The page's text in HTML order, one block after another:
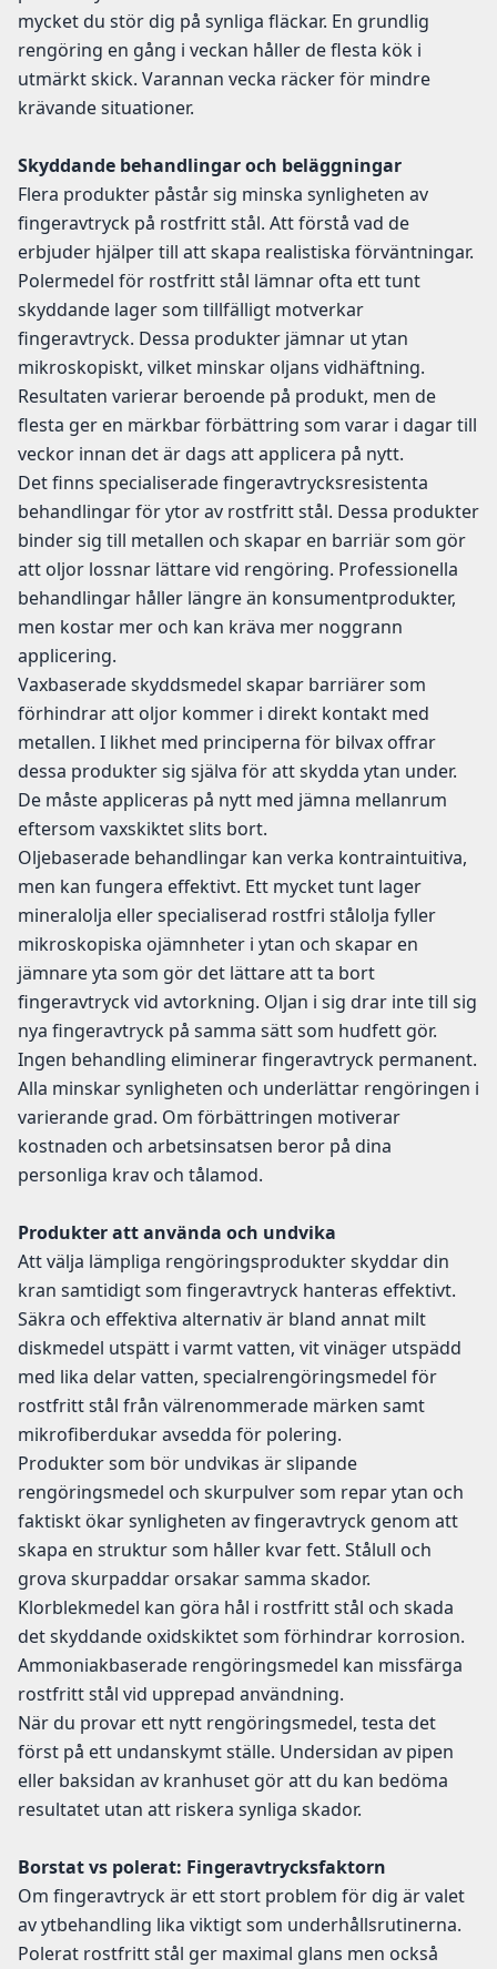
mycket du stör dig på synliga fläckar. En grundlig
rengöring en gång i veckan håller de flesta kök i
utmärkt skick. Varannan vecka räcker för mindre
krävande situationer.
Skyddande behandlingar och beläggningar
Flera produkter påstår sig minska synligheten av
fingeravtryck på rostfritt stål. Att förstå vad de
erbjuder hjälper till att skapa realistiska förväntningar.
Polermedel för rostfritt stål lämnar ofta ett tunt
skyddande lager som tillfälligt motverkar
fingeravtryck. Dessa produkter jämnar ut ytan
mikroskopiskt, vilket minskar oljans vidhäftning.
Resultaten varierar beroende på produkt, men de
flesta ger en märkbar förbättring som varar i dagar till
veckor innan det är dags att applicera på nytt.
Det finns specialiserade fingeravtrycksresistenta
behandlingar för ytor av rostfritt stål. Dessa produkter
binder sig till metallen och skapar en barriär som gör
att oljor lossnar lättare vid rengöring. Professionella
behandlingar håller längre än konsumentprodukter,
men kostar mer och kan kräva mer noggrann
applicering.
Vaxbaserade skyddsmedel skapar barriärer som
förhindrar att oljor kommer i direkt kontakt med
metallen. I likhet med principerna för bilvax offrar
dessa produkter sig själva för att skydda ytan under.
De måste appliceras på nytt med jämna mellanrum
eftersom vaxskiktet slits bort.
Oljebaserade behandlingar kan verka kontraintuitiva,
men kan fungera effektivt. Ett mycket tunt lager
mineralolja eller specialiserad rostfri stålolja fyller
mikroskopiska ojämnheter i ytan och skapar en
jämnare yta som gör det lättare att ta bort
fingeravtryck vid avtorkning. Oljan i sig drar inte till sig
nya fingeravtryck på samma sätt som hudfett gör.
Ingen behandling eliminerar fingeravtryck permanent.
Alla minskar synligheten och underlättar rengöringen i
varierande grad. Om förbättringen motiverar
kostnaden och arbetsinsatsen beror på dina
personliga krav och tålamod.
Produkter att använda och undvika
Att välja lämpliga rengöringsprodukter skyddar din
kran samtidigt som fingeravtryck hanteras effektivt.
Säkra och effektiva alternativ är bland annat milt
diskmedel utspätt i varmt vatten, vit vinäger utspädd
med lika delar vatten, specialrengöringsmedel för
rostfritt stål från välrenommerade märken samt
mikrofiberdukar avsedda för polering.
Produkter som bör undvikas är slipande
rengöringsmedel och skurpulver som repar ytan och
faktiskt ökar synligheten av fingeravtryck genom att
skapa en struktur som håller kvar fett. Stålull och
grova skurpaddar orsakar samma skador.
Klorblekmedel kan göra hål i rostfritt stål och skada
det skyddande oxidskiktet som förhindrar korrosion.
Ammoniakbaserade rengöringsmedel kan missfärga
rostfritt stål vid upprepad användning.
När du provar ett nytt rengöringsmedel, testa det
först på ett undanskymt ställe. Undersidan av pipen
eller baksidan av kranhuset gör att du kan bedöma
resultatet utan att riskera synliga skador.
Borstat vs polerat: Fingeravtrycksfaktorn
Om fingeravtryck är ett stort problem för dig är valet
av ytbehandling lika viktigt som underhållsrutinerna.
Polerat rostfritt stål ger maximal glans men också